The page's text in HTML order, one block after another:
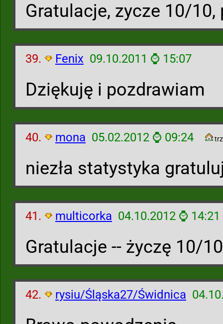
Gratulacje, zycze 10/
39. Fenix 09.10.2011 ⌚ 15:07
Dziękuję i pozdrawiam
40. mona 05.02.2012 ⌚ 09:24
niezła statystyka
41. multicorka 04.10.2012 ⌚ 14:21
Gratulacje -- życzę 10/
42. rysiu/Śląska27/Świdnica